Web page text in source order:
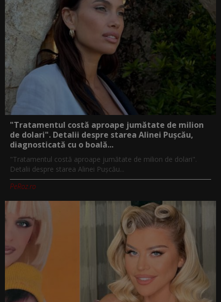
"Tratamentul costă aproape jumătate de milion
de dolari". Detalii despre starea Alinei Pușcău,
diagnosticată cu o boală...
"Tratamentul costă aproape jumătate de milion de dolari".
Detalii despre starea Alinei Pușcău...
PeRoz.ro